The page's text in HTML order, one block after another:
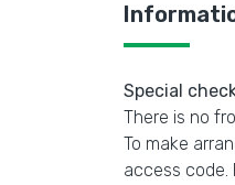
Special
There is no
To make
access code.